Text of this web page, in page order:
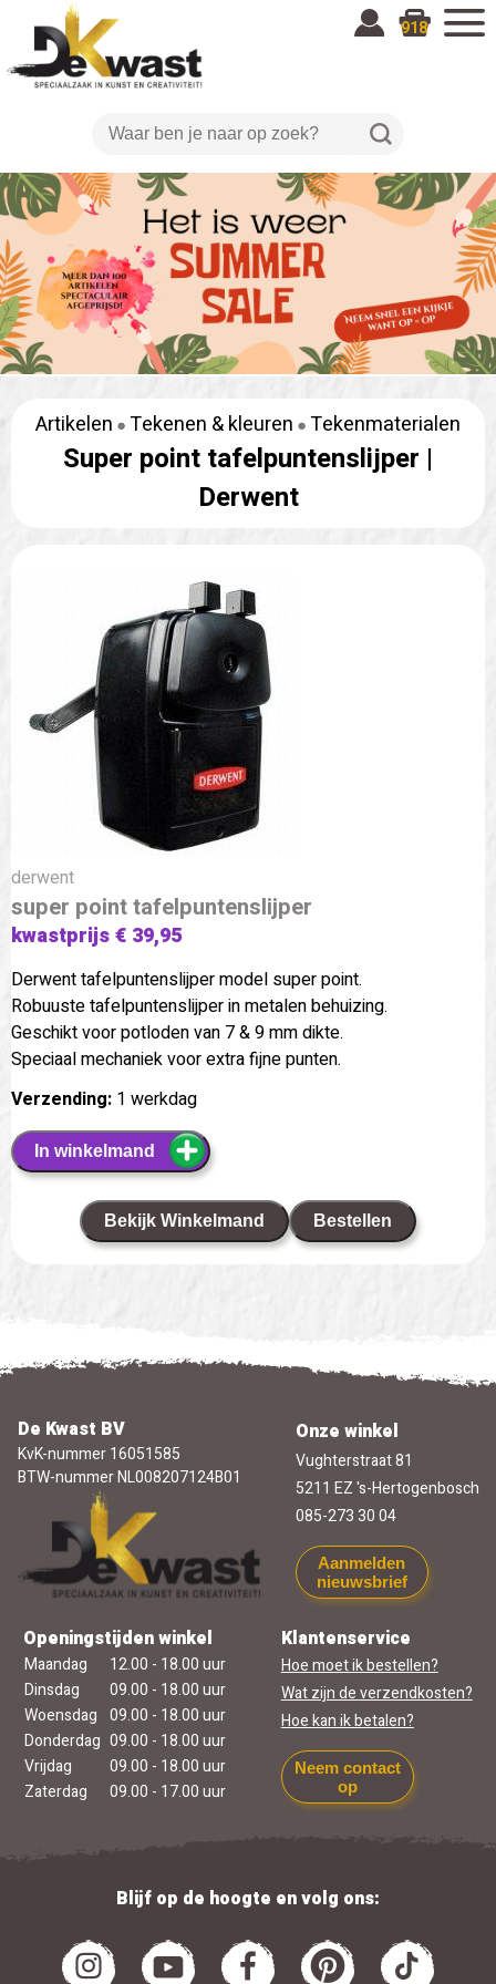
918
Artikelen Tekenen & kleuren Tekenmaterialen
Super point tafelpuntenslijper |
Derwent
derwent
super point tafelpuntenslijper
kwastprijs € 39,95
Derwent tafelpuntenslijper model super point.
Robuuste tafelpuntenslijper in metalen behuizing.
Geschikt voor potloden van 7 & 9 mm dikte.
Speciaal mechaniek voor extra fijne punten.
Verzending: 1 werkdag
In winkelmand
Bekijk Winkelmand Bestellen
De Kwast BV
KvK-nummer 16051585
BTW-nummer NL008207124B01
Onze winkel
Vughterstraat 81
5211 EZ 's-Hertogenbosch
085-273 30 04
Aanmelden
nieuwsbrief
Openingstijden winkel
Maandag
12.00 - 18.00 uur
Dinsdag
09.00 - 18.00 uur
Woensdag 09.00 - 18.00 uur
Donderdag 09.00 - 18.00 uur
Vrijdag
09.00 - 18.00 uur
Zaterdag
09.00 - 17.00 uur
Klantenservice
Hoe moet ik bestellen?
Wat zijn de verzendkosten?
Hoe kan ik betalen?
Neem contact
op
Blijf op de hoogte en volg ons: